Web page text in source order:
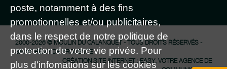
2000-2026 © MOULIN DU CALANQUET - TOUS DROITS RÉSERVÉS -
SAINT-RÉMY DE PROVENCE
CRÉATION SITE INTERNET : EASY, VOTRE AGENCE DE
poste, notamment à des fins
promotionnelles et/ou publicitaires,
dans le respect de notre politique de
protection de votre vie privée. Pour
plus d'infomations sur les cookies